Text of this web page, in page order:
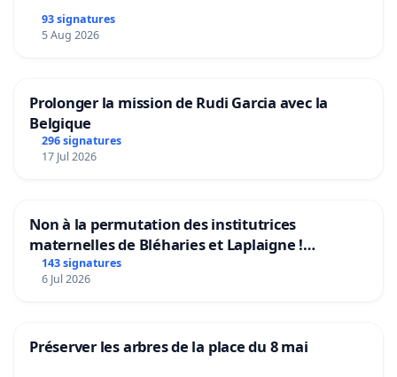
93 signatures
5 Aug 2026
Prolonger la mission de Rudi Garcia avec la
Belgique
296 signatures
17 Jul 2026
Non à la permutation des institutrices
maternelles de Bléharies et Laplaigne !
Préservons la stabilité de nos enfants.
143 signatures
6 Jul 2026
Préserver les arbres de la place du 8 mai